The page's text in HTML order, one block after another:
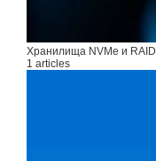
Хранилища NVMe и RAID
1 articles